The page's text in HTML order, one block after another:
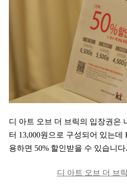
디 아트 오브 더 브릭의 입장권은
터 13,000원으로 구성되어 있는데
용하면 50% 할인받을 수 있습니다.
디 아트 오브 더 브